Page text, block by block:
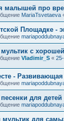
малышей про
MariaTsvetaeva
Площадке -
с
Vladimir_S «
- Развивающая
для
мультик для